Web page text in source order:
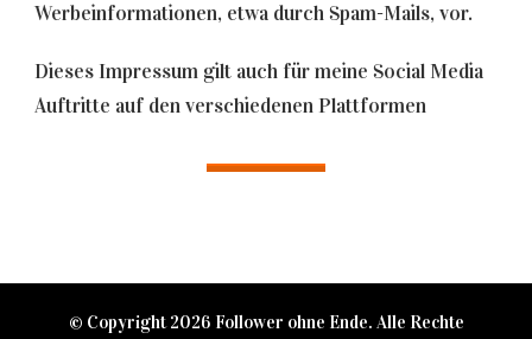
Werbeinformationen, etwa durch Spam-Mails, vor.
Dieses Impressum gilt auch für meine Social Media
Auftritte auf den verschiedenen Plattformen
© Copyright 2026 Follower ohne Ende. Alle Rechte